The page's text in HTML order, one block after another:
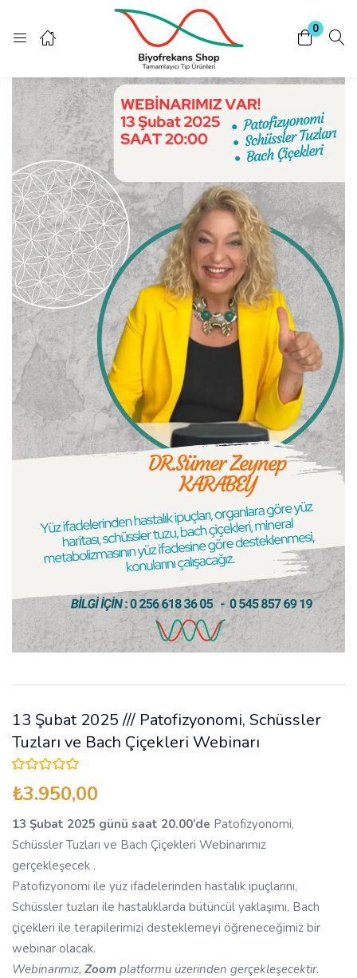
0
Giriş Yap Kayıt Ol
Giriş yapmak için kullanıcı adınızı ve şifrenizi giriniz.
Beni Hatırla Şifrenizi mi unuttunuz?
13 Şubat 2025 /// Patofizyonomi, Schüssler
Tuzları ve Bach Çiçekleri Webinarı
₺3.950,00
13 Şubat 2025 günü saat 20.00’de Patofizyonomi,
Schüssler Tuzları ve Bach Çiçekleri Webinarımız
gerçekleşecek .
Patofizyonomi ile yüz ifadelerinden hastalık ipuçlarını,
Schüssler tuzları ile hastalıklarda bütüncül yaklaşımı, Bach
çiçekleri ile terapilerimizi desteklemeyi öğreneceğimiz bir
webinar olacak.
Webinarımız, Zoom platformu üzerinden gerçekleşecektir.